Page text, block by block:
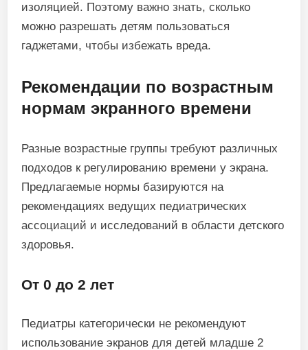
изоляцией. Поэтому важно знать, сколько
можно разрешать детям пользоваться
гаджетами, чтобы избежать вреда.
Рекомендации по возрастным
нормам экранного времени
Разные возрастные группы требуют различных
подходов к регулированию времени у экрана.
Предлагаемые нормы базируются на
рекомендациях ведущих педиатрических
ассоциаций и исследований в области детского
здоровья.
От 0 до 2 лет
Педиатры категорически не рекомендуют
использование экранов для детей младше 2